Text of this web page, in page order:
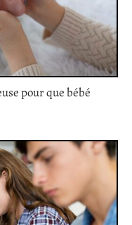
pour que bébé